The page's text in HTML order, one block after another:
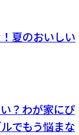
夏のおいしい
？わが家にぴ
でもう悩まな